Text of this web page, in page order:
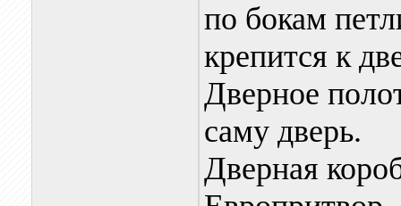
по бокам
крепится к
Дверное
саму дверь.
Дверная